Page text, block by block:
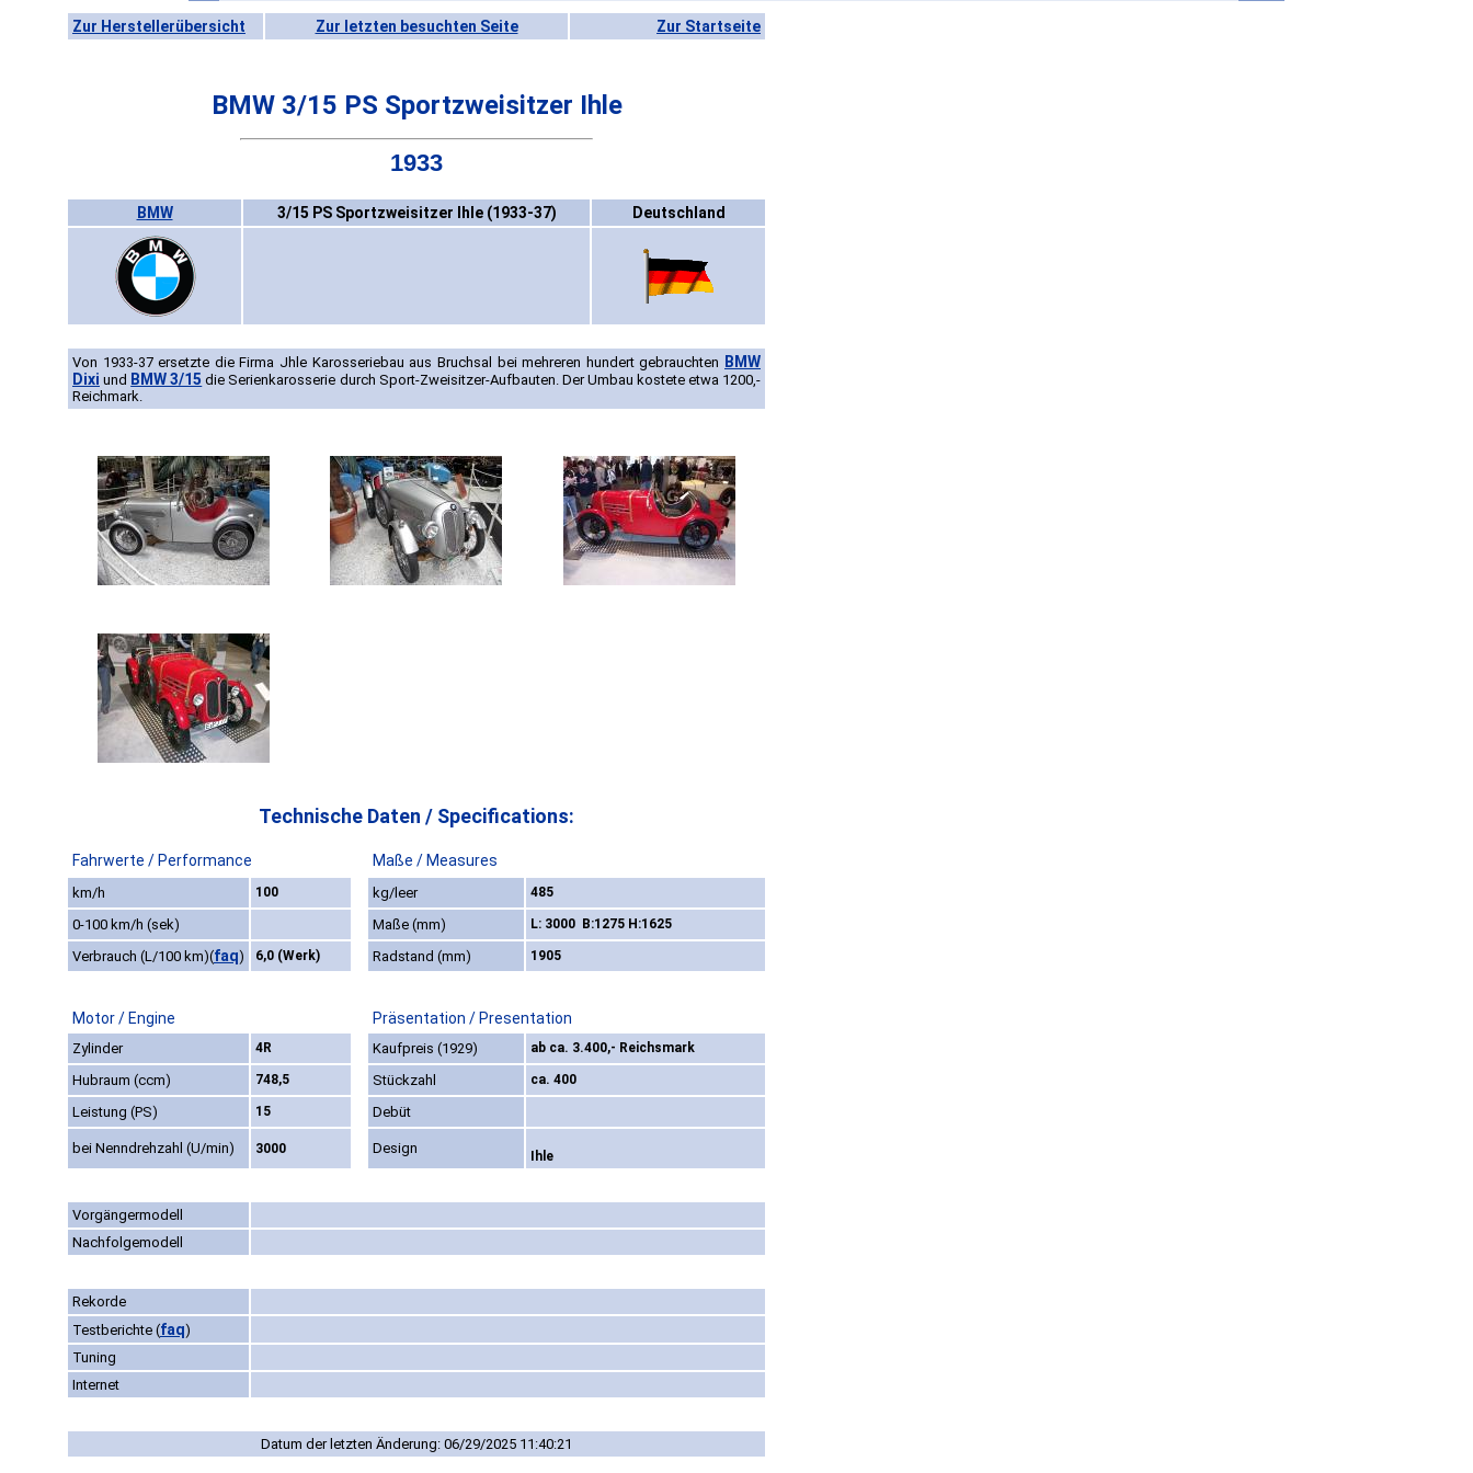
Zur Herstellerübersicht Zur letzten besuchten Seite Zur Startseite
BMW 3/15 PS Sportzweisitzer Ihle
1933
BMW 3/15 PS Sportzweisitzer Ihle (1933-37) Deutschland
Von 1933-37 ersetzte die Firma Jhle Karosseriebau aus Bruchsal bei mehreren hundert gebrauchten BMW
Dixi und BMW 3/15 die Serienkarosserie durch Sport-Zweisitzer-Aufbauten. Der Umbau kostete etwa 1200,-
Reichmark.
Technische Daten / Specifications:
Fahrwerte / Performance Maße / Measures
km/h 100 kg/leer 485
0-100 km/h (sek) Maße (mm) L: 3000 B:1275 H:1625
Verbrauch (L/100 km)(faq) 6,0 (Werk) Radstand (mm) 1905
Motor / Engine Präsentation / Presentation
Zylinder 4R Kaufpreis (1929) ab ca. 3.400,- Reichsmark
Hubraum (ccm) 748,5 Stückzahl ca. 400
Leistung (PS) 15 Debüt
bei Nenndrehzahl (U/min) 3000 Design Ihle
Vorgängermodell
Nachfolgemodell
Rekorde
Testberichte (faq)
Tuning
Internet
Datum der letzten Änderung: 06/29/2025 11:40:21